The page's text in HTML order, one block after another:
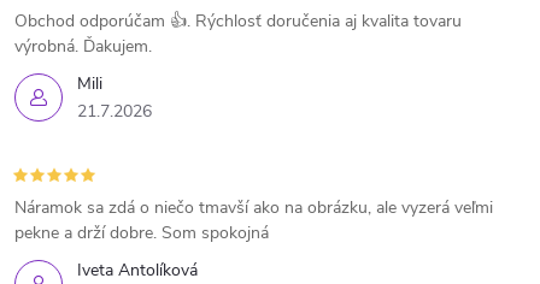
Mili
21.7.2026
Obchod odporúčam 👍. Rýchlosť doručenia aj kvalita tovaru
výrobná. Ďakujem.
Iveta Antolíková
Náramok sa zdá o niečo tmavší ako na obrázku, ale vyzerá veľmi
pekne a drží dobre. Som spokojná